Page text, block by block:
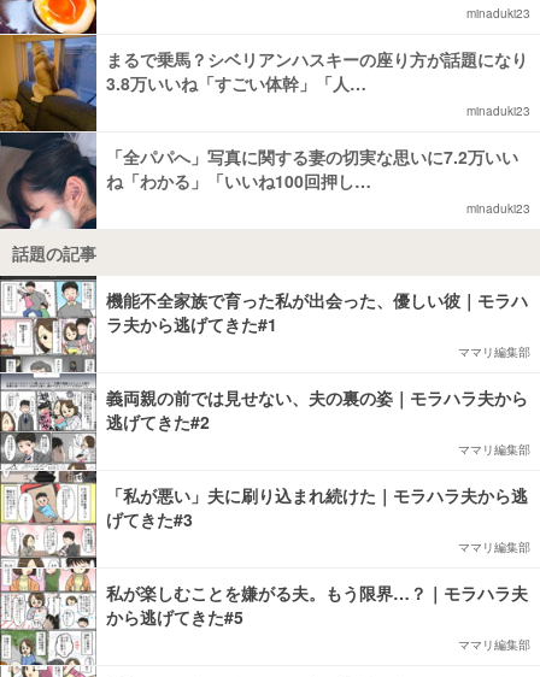
minaduki23
まるで乗馬？シベリアンハスキーの座り方が話題になり
3.8万いいね「すごい体幹」「人…
minaduki23
「全パパへ」写真に関する妻の切実な思いに7.2万いい
ね「わかる」「いいね100回押し…
minaduki23
話題の記事
機能不全家族で育った私が出会った、優しい彼｜モラハ
ラ夫から逃げてきた#1
ママリ編集部
義両親の前では見せない、夫の裏の姿｜モラハラ夫から
逃げてきた#2
ママリ編集部
「私が悪い」夫に刷り込まれ続けた｜モラハラ夫から逃
げてきた#3
ママリ編集部
私が楽しむことを嫌がる夫。もう限界…？｜モラハラ夫
から逃げてきた#5
ママリ編集部